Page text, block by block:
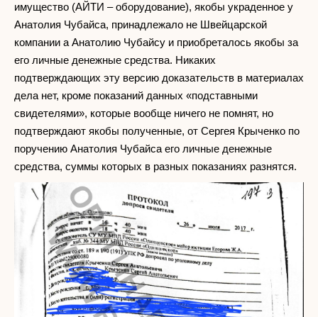
имущество (АЙТИ – оборудование), якобы украденное у
Анатолия Чубайса, принадлежало не Швейцарской
компании а Анатолию Чубайсу и приобреталось якобы за
его личные денежные средства. Никаких
подтверждающих эту версию доказательств в материалах
дела нет, кроме показаний данных «подставными
свидетелями», которые вообще ничего не помнят, но
подтверждают якобы полученные, от Сергея Крыченко по
поручению Анатолия Чубайса его личные денежные
средства, суммы которых в разных показаниях разнятся.